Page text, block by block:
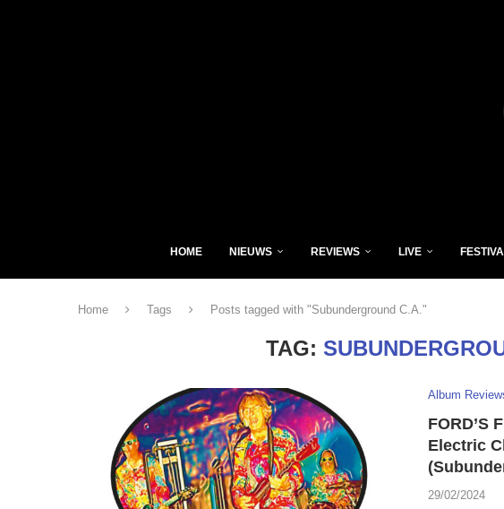
HOME NIEUWS REVIEWS LIVE
Home Tags Posts tagged with "Subunderground C.A."
TAG:
Album
FORD’S
Electric
29/02/2024